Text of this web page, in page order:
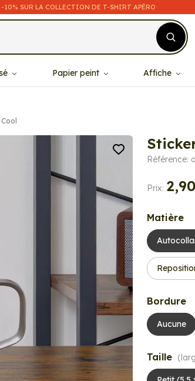
-10% SUR LA COLLECTION DE T-SHIRT APÉRO
Papier peint Affiche
Référence:
Prix:
Matière
Bordure
Aucune
Taille